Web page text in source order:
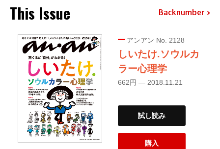
This Issue Backnumber
アンアン No. 2128
しいたけ.ソウルカ
ラー心理学
662円 — 2018.11.21
試し読み
購入